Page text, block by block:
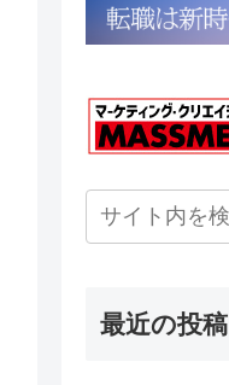
最近の投稿